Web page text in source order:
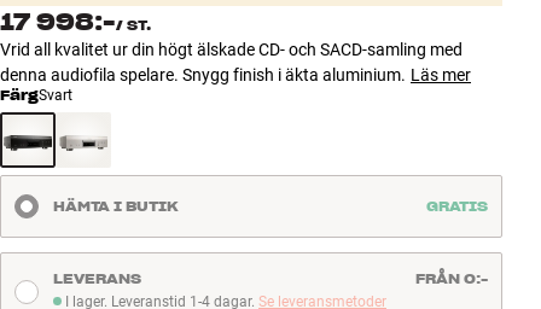
ERBJUDANDEN
Hitta Butik
Kundtjänst
Logga in
Kundtjänst
Bygg med ljud
Företag
17 998:-/ ST.
Vrid all kvalitet ur din högt älskade CD- och SACD-samling med
denna audiofila spelare. Snygg finish i äkta aluminium. Läs mer
FärgSvart
HÄMTA I BUTIK GRATIS
I lager. Leveranstid 1-4 dagar. Se leveransmetoder
LEVERANS FRÅN 0:-